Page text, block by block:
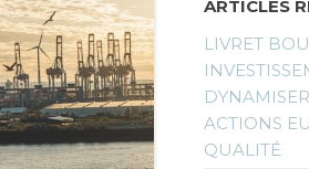
ARTICLES
LIVRET
ACTIONS
QUALITÉ